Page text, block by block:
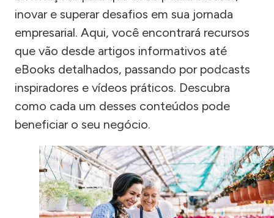
inovar e superar desafios em sua jornada
empresarial. Aqui, você encontrará recursos
que vão desde artigos informativos até
eBooks detalhados, passando por podcasts
inspiradores e vídeos práticos. Descubra
como cada um desses conteúdos pode
beneficiar o seu negócio.